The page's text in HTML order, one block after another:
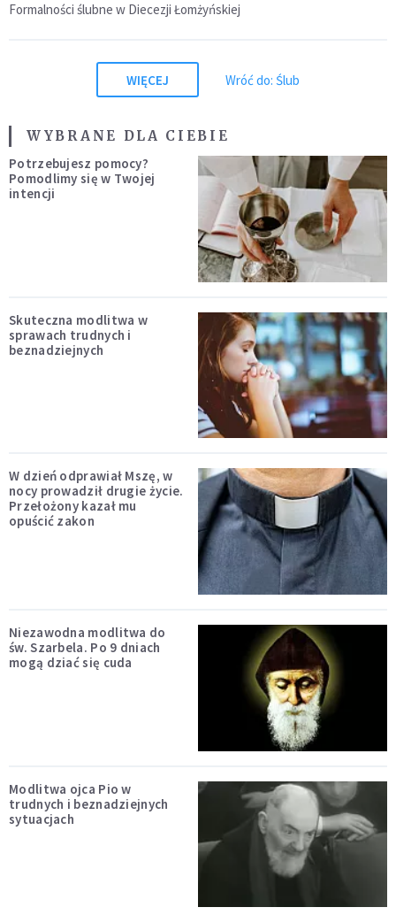
Formalności ślubne w Diecezji Łomżyńskiej
WIĘCEJ Wróć do: Ślub
WYBRANE DLA CIEBIE
Potrzebujesz pomocy?
Pomodlimy się w Twojej
intencji
Skuteczna modlitwa w
sprawach trudnych i
beznadziejnych
W dzień odprawiał Mszę, w
nocy prowadził drugie życie.
Przełożony kazał mu
opuścić zakon
Niezawodna modlitwa do
św. Szarbela. Po 9 dniach
mogą dziać się cuda
Modlitwa ojca Pio w
trudnych i beznadziejnych
sytuacjach